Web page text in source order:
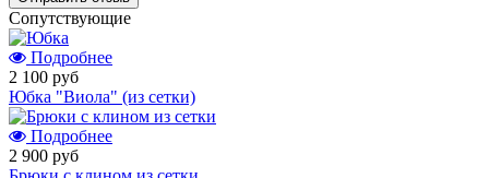
Cопутствующие
Подробнее
2 100 руб
Юбка "Виола" (из сетки)
Подробнее
2 900 руб